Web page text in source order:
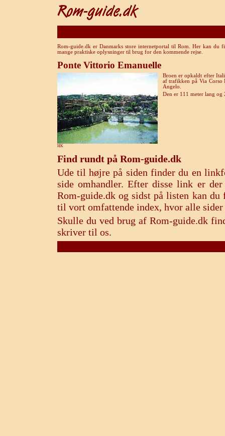
Rom-guide.dk er Danmarks store internetportal til Rom. Her kan du
mange praktiske oplysninger til brug for den kommende rejse.
Ponte Vittorio Emanuelle
Broen er opkaldt efter
af trafikken på Via Corso
Angelo.
Den er 111 meter lang og
HK
Find rundt på Rom-guide.dk
Ude til højre på siden finder du en
side omhandler. Efter disse link er
Rom-guide.dk og sidst på listen kan
til vort omfattende index, hvor alle
Skulle du ved brug af Rom-guide.dk
skriver til os.